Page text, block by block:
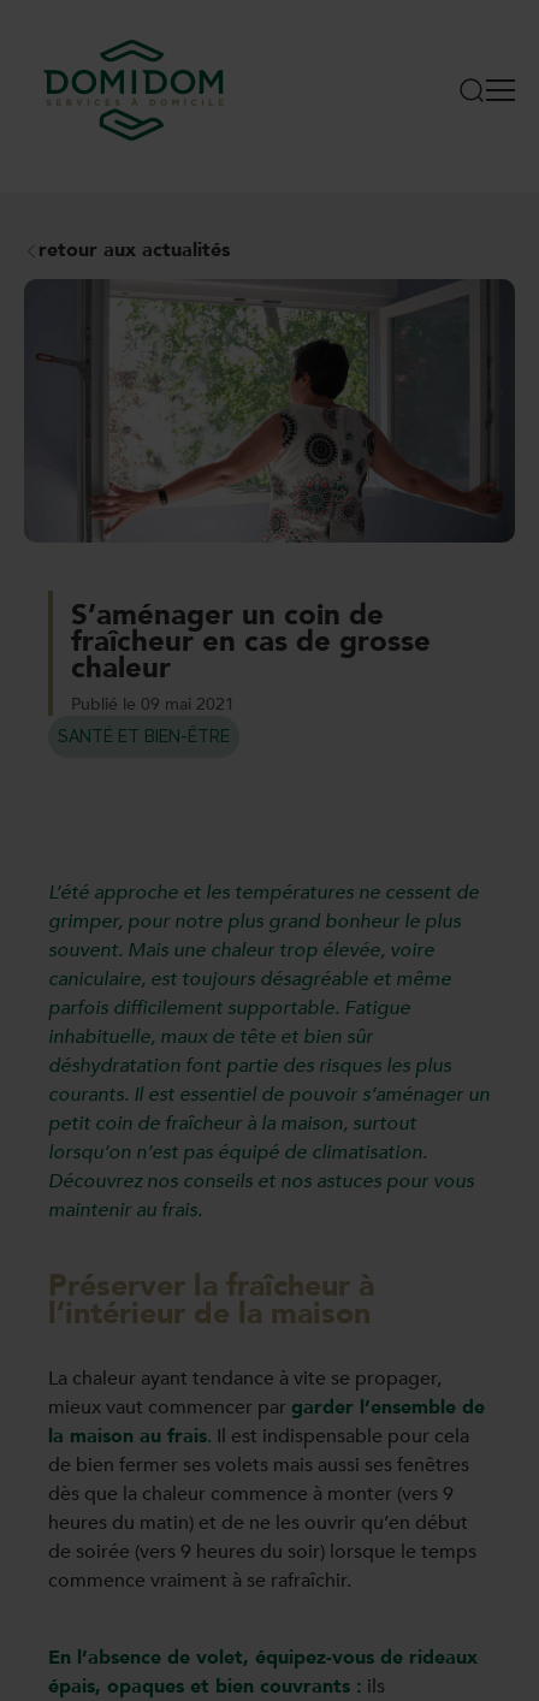
retour aux actualités
S’aménager un coin de
fraîcheur en cas de grosse
chaleur
Publié le 09 mai 2021
SANTÉ ET BIEN-ÊTRE
L’été approche et les températures ne cessent de
grimper, pour notre plus grand bonheur le plus
souvent. Mais une chaleur trop élevée, voire
caniculaire, est toujours désagréable et même
parfois difficilement supportable. Fatigue
inhabituelle, maux de tête et bien sûr
déshydratation font partie des risques les plus
courants. Il est essentiel de pouvoir s’aménager un
petit coin de fraîcheur à la maison, surtout
lorsqu’on n’est pas équipé de climatisation.
Découvrez nos conseils et nos astuces pour vous
maintenir au frais.
Préserver la fraîcheur à
l’intérieur de la maison
La chaleur ayant tendance à vite se propager,
mieux vaut commencer par garder l’ensemble de
la maison au frais. Il est indispensable pour cela
de bien fermer ses volets mais aussi ses fenêtres
dès que la chaleur commence à monter (vers 9
heures du matin) et de ne les ouvrir qu’en début
de soirée (vers 9 heures du soir) lorsque le temps
commence vraiment à se rafraîchir.
En l’absence de volet, équipez-vous de rideaux
épais, opaques et bien couvrants : ils